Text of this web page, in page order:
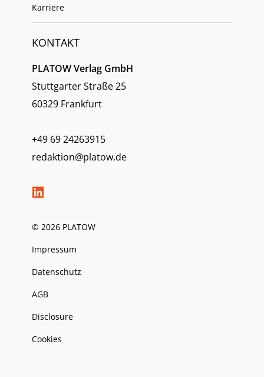
Karriere
KONTAKT
PLATOW Verlag GmbH
Stuttgarter Straße 25
60329 Frankfurt
+49 69 24263915
redaktion@platow.de
© 2026 PLATOW
Impressum
Datenschutz
AGB
Disclosure
Cookies